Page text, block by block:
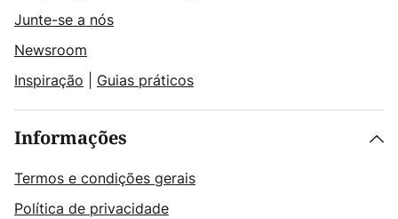
Junte-se a nós
Newsroom
Inspiração
Guias práticos
Informações
Termos e condições gerais
Política de privacidade